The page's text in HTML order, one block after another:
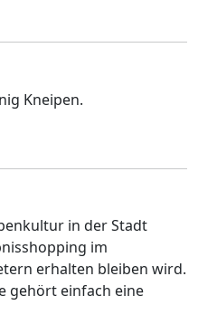
Kneipen.
in der Stadt
im
erhalten bleiben wird.
gehört einfach eine